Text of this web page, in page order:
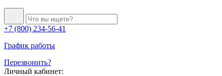
+7 (800) 234-56-41
График работы
Перезвонить?
Личный кабинет: